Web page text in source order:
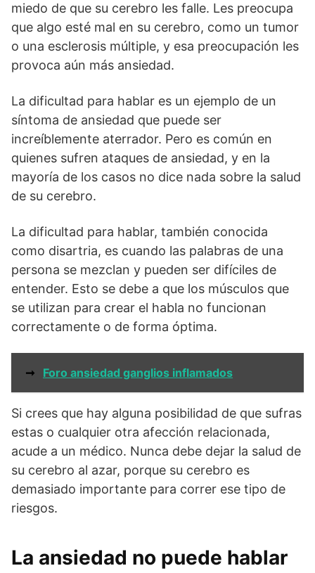
miedo de que su cerebro les falle. Les preocupa
que algo esté mal en su cerebro, como un tumor
o una esclerosis múltiple, y esa preocupación les
provoca aún más ansiedad.
La dificultad para hablar es un ejemplo de un
síntoma de ansiedad que puede ser
increíblemente aterrador. Pero es común en
quienes sufren ataques de ansiedad, y en la
mayoría de los casos no dice nada sobre la salud
de su cerebro.
La dificultad para hablar, también conocida
como disartria, es cuando las palabras de una
persona se mezclan y pueden ser difíciles de
entender. Esto se debe a que los músculos que
se utilizan para crear el habla no funcionan
correctamente o de forma óptima.
➞ Foro ansiedad ganglios inflamados
Si crees que hay alguna posibilidad de que sufras
estas o cualquier otra afección relacionada,
acude a un médico. Nunca debe dejar la salud de
su cerebro al azar, porque su cerebro es
demasiado importante para correr ese tipo de
riesgos.
La ansiedad no puede hablar